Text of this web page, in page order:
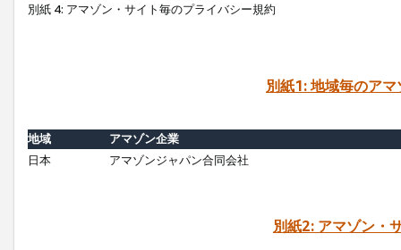
別紙 4: アマゾン・サイト毎のプライバシー規約
別紙1: 地域毎のア
地域
アマゾン企業
日本
アマゾンジャパン合同会社
別紙2: アマゾン・